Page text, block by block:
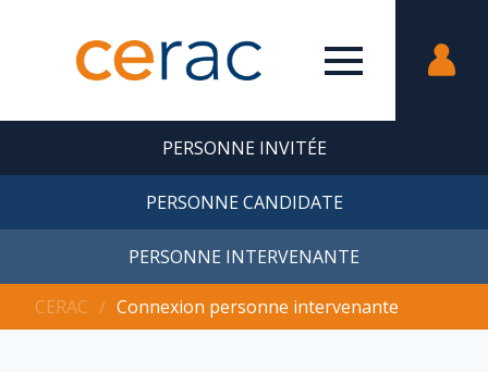
PERSONNE INVITÉE
PERSONNE CANDIDATE
PERSONNE INTERVENANTE
CERAC ∕ Connexion personne intervenante